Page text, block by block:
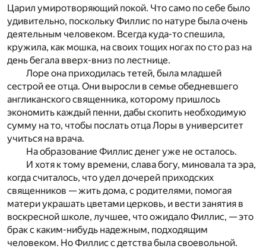
Царил умиротворяющий покой. Что само по себе было
удивительно, поскольку Филлис по натуре была очень
деятельным человеком. Всегда куда-то спешила,
кружила, как мошка, на своих тощих ногах по сто раз на
день бегала вверх-вниз по лестнице.
Лоре она приходилась тетей, была младшей
сестрой ее отца. Они выросли в семье обедневшего
англиканского священника, которому пришлось
экономить каждый пенни, дабы скопить необходимую
сумму на то, чтобы послать отца Лоры в университет
учиться на врача.
На образование Филлис денег уже не осталось.
И хотя к тому времени, слава богу, миновала та эра,
когда считалось, что удел дочерей приходских
священников — жить дома, с родителями, помогая
матери украшать цветами церковь, и вести занятия в
воскресной школе, лучшее, что ожидало Филлис, — это
брак с каким-нибудь надежным, подходящим
человеком. Но Филлис с детства была своевольной.